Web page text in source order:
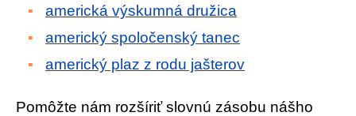
americká výskumná družica
americký spoločenský tanec
americký plaz z rodu jašterov
Pomôžte nám rozšíriť slovnú zásobu nášho